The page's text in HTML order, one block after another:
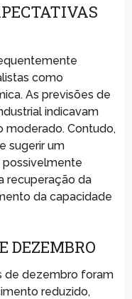
como
As previsões de
indicavam
Contudo,
sugerir um
possivelmente
recuperação da
da capacidade
DEZEMBRO
de dezembro foram
reduzido,